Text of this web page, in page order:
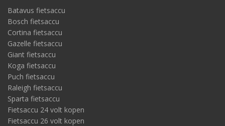
Batavus fietsaccu
Bosch fietsaccu
Cortina fietsaccu
Gazelle fietsaccu
Giant fietsaccu
Koga fietsaccu
Puch fietsaccu
Raleigh fietsaccu
Sparta fietsaccu
Fietsaccu 24 volt kopen
Fietsaccu 26 volt kopen